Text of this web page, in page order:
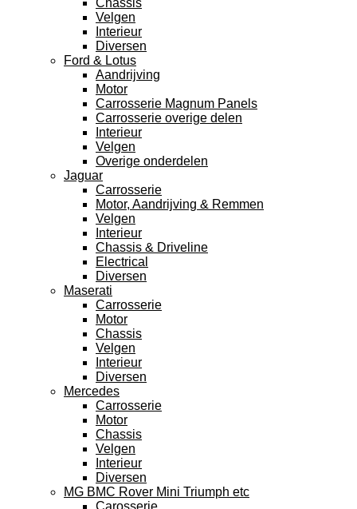
Chassis
Velgen
Interieur
Diversen
Ford & Lotus
Aandrijving
Motor
Carrosserie Magnum Panels
Carrosserie overige delen
Interieur
Velgen
Overige onderdelen
Jaguar
Carrosserie
Motor, Aandrijving & Remmen
Velgen
Interieur
Chassis & Driveline
Electrical
Diversen
Maserati
Carrosserie
Motor
Chassis
Velgen
Interieur
Diversen
Mercedes
Carrosserie
Motor
Chassis
Velgen
Interieur
Diversen
MG BMC Rover Mini Triumph etc
Carosserie